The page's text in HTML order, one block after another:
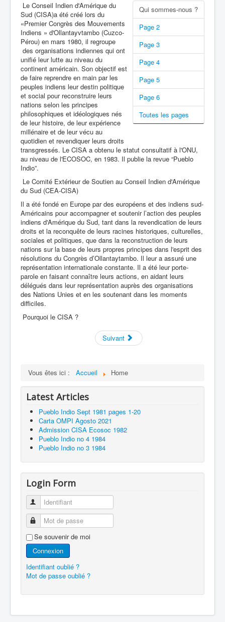
Qui sommes-nous ?
Page 2
Page 3
Page 4
Page 5
Page 6
Toutes les pages
Le Conseil Indien d'Amérique du
Sud (CISA)a été créé lors du
«Premier Congrès des Mouvements
Indiens » d'Ollantayvtambo (Cuzco-
Pérou) en mars 1980, il regroupe
des organisations indiennes qui ont
unifié leur lutte au niveau du
continent américain. Son objectif est
de faire reprendre en main par les
peuples indiens leur destin politique
et social pour reconstruire leurs
nations selon les principes
philosophiques et idéologiques nés
de leur histoire, de leur expérience
millénaire et de leur vécu au
quotidien et revendiquer leurs droits
transgressés. Le CISA a obtenu le statut consultatif à l'ONU,
au niveau de l'ECOSOC, en 1983. Il publie la revue “Pueblo
Indio”.
Le Comité Extérieur de Soutien au Conseil Indien d'Amérique
du Sud (CEA-CISA)
Il a été fondé en Europe par des européens et des indiens sud-
Américains pour accompagner et soutenir l’action des peuples
indiens d'Amérique du Sud, tant dans la revendication de leurs
droits et la reconquête de leurs racines historiques, culturelles,
sociales et politiques, que dans la reconstruction de leurs
nations sur la base de leurs propres principes dans l'esprit des
résolutions du Congrès d’Ollantaytambo. Il leur a assuré une
représentation internationale constante. Il a été leur porte-
parole en faisant connaître leurs actions, en aidant leurs
délégués dans leur représentation auprès des organisations
des Nations Unies et en les soutenant dans les moments
difficiles.
Pourquoi le CISA ?
Suivant
Vous êtes ici : Accueil Home
Latest Articles
Pueblo Indio Sept 1981 pages 1-20
Carta OMPI Agosto 2021
Admission CISA Ecosoc 1982
Pueblo Indio no 4 1984
Pueblo Indio no 3 1984
Login Form
Identifiant
Mot de passe
Se souvenir de moi
Connexion
Identifiant oublié ?
Mot de passe oublié ?